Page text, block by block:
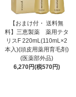
【おまけ付・ 送料無
料】三恵製薬 薬用テタ
リスF 220mL(110mL×2
本入)(頭皮用薬用育毛剤)
(医薬部外品)
6,270円(税570円)